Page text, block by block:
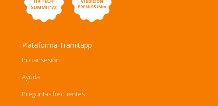
Plataforma Tramitapp
Iniciar sesión
Ayuda
Preguntas frecuentes